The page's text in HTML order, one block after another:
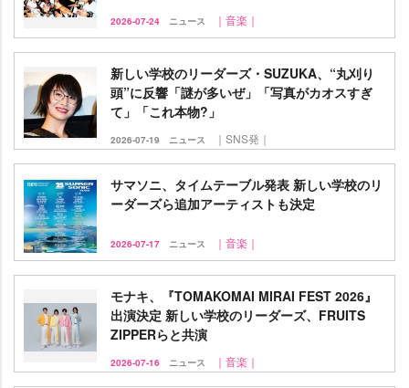
2026-07-24 ニュース ｜音楽｜
新しい学校のリーダーズ・SUZUKA、“丸刈り
頭”に反響「謎が多いぜ」「写真がカオスすぎ
て」「これ本物?」
2026-07-19 ニュース ｜SNS発｜
サマソニ、タイムテーブル発表 新しい学校のリ
ーダーズら追加アーティストも決定
2026-07-17 ニュース ｜音楽｜
モナキ、『TOMAKOMAI MIRAI FEST 2026』
出演決定 新しい学校のリーダーズ、FRUITS
ZIPPERらと共演
2026-07-16 ニュース ｜音楽｜